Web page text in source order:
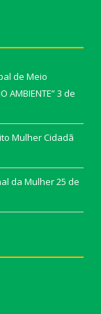
de Meio
AMBIENTE”3 de
Mulher Cidadã
da Mulher25 de